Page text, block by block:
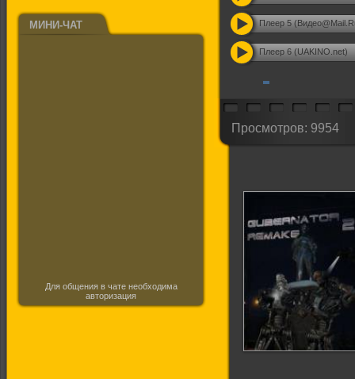
МИНИ-ЧАТ
Для общения в чате необходима
авторизация
Плеер 5
Плеер 6 (UAKINO.net)
Просмотров: 9954